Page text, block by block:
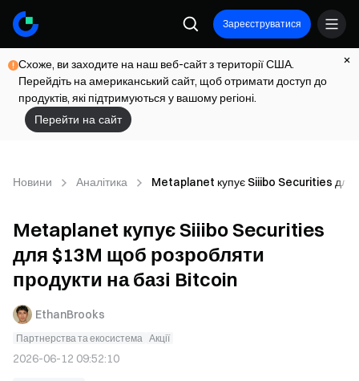
Зареєструватися
Схоже, ви заходите на наш веб-сайт з території США.
Перейдіть на американський сайт, щоб отримати доступ до
продуктів, які підтримуються у вашому регіоні.
Перейти на сайт
Новини Аналітика Metaplanet купує Siiibo Securities для
Metaplanet купує Siiibo Securities
для $13M щоб розробляти
продукти на базі Bitcoin
EthanBrooks
Партнерства та екосистема Акції
2026-06-12 09:52:10